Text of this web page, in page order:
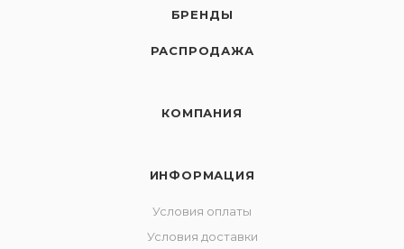
БРЕНДЫ
РАСПРОДАЖА
КОМПАНИЯ
ИНФОРМАЦИЯ
Условия оплаты
Условия доставки